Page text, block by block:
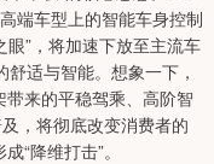
端车型上的智能车身控制
眼”，将加速下放至主流车
适与智能。想象一下，
来的平稳驾乘、高阶智
，将彻底改变消费者的
“降维打击”。